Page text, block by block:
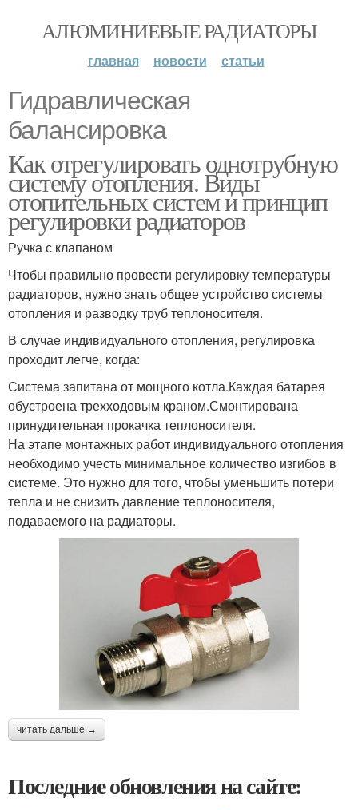
АЛЮМИНИЕВЫЕ РАДИАТОРЫ
главная новости статьи
Гидравлическая
балансировка
Как отрегулировать однотрубную
систему отопления. Виды
отопительных систем и принцип
регулировки радиаторов
Ручка с клапаном
Чтобы правильно провести регулировку температуры
радиаторов, нужно знать общее устройство системы
отопления и разводку труб теплоносителя.
В случае индивидуального отопления, регулировка
проходит легче, когда:
Система запитана от мощного котла.Каждая батарея
обустроена трехходовым краном.Смонтирована
принудительная прокачка теплоносителя.
На этапе монтажных работ индивидуального отопления
необходимо учесть минимальное количество изгибов в
системе. Это нужно для того, чтобы уменьшить потери
тепла и не снизить давление теплоносителя,
подаваемого на радиаторы.
читать дальше →
Последние обновления на сайте: